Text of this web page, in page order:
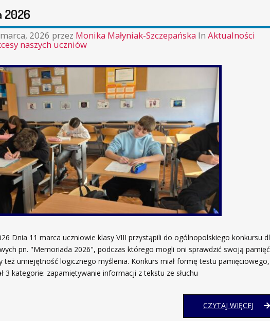
2026
2026 przez Monika Małyniak-Szczepańska In Aktualności
naszych uczniów
Dnia 11 marca uczniowie klasy VIII przystąpili do ogólnopolskiego konkursu
pn. "Memoriada 2026", podczas którego mogli oni sprawdzić swoją
też umiejętność logicznego myślenia. Konkurs miał formę testu pamięciowego,
3 kategorie: zapamiętywanie informacji z tekstu ze słuchu
CZYTAJ WIĘCEJ
2026